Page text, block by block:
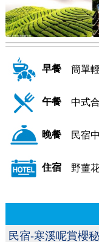
早餐 簡單
午餐 中式
晚餐 民宿
住宿 野薑
民宿-寒溪呢賞櫻